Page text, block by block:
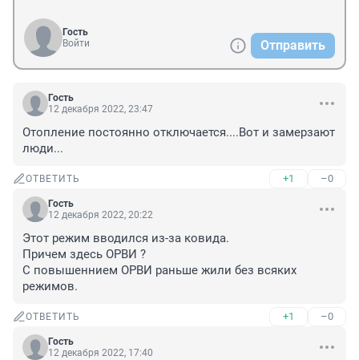
Гость
Войти
Отправить
Гость
12 декабря 2022, 23:47
Отопление постоянно отключается....Вот и замерзают
люди...
ОТВЕТИТЬ +1 –0
Гость
12 декабря 2022, 20:22
Этот режим вводился из-за ковида.
Причем здесь ОРВИ ?
С повышеннием ОРВИ раньше жили без всяких
режимов.
ОТВЕТИТЬ +1 –0
Гость
12 декабря 2022, 17:40